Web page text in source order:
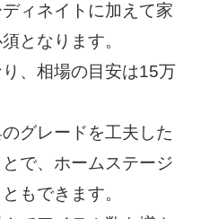
ィネイトに加えて家
となります。
、相場の目安は15万
グレードを工夫した
で、ホームステージ
もできます。